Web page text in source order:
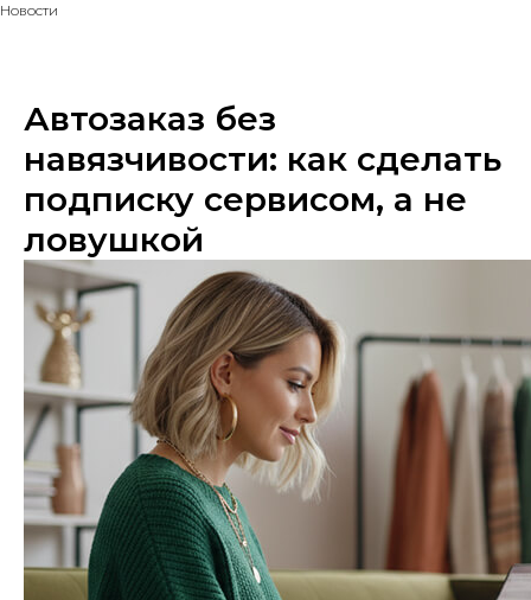
Новости
Автозаказ без
навязчивости: как сделать
подписку сервисом, а не
ловушкой